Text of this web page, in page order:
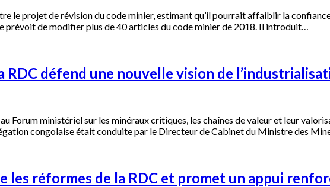
le projet de révision du code minier, estimant qu’il pourrait affaiblir la
prévoit de modifier plus de 40 articles du code minier de 2018. Il introduit…
défend une nouvelle vision de
Forum ministériel sur les minéraux critiques, les chaînes de valeur et leur
congolaise était conduite par le Directeur de Cabinet du Ministre des
les réformes de la RDC et promet un appui